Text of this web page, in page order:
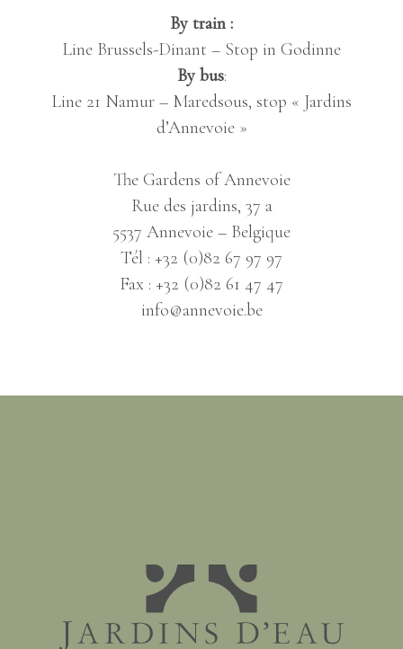
By train :
Line Brussels-Dinant – Stop in Godinne
By bus:
Line 21 Namur – Maredsous, stop « Jardins
d’Annevoie »
The Gardens of Annevoie
Rue des jardins, 37 a
5537 Annevoie – Belgique
Tél : +32 (0)82 67 97 97
Fax : +32 (0)82 61 47 47
info@annevoie.be